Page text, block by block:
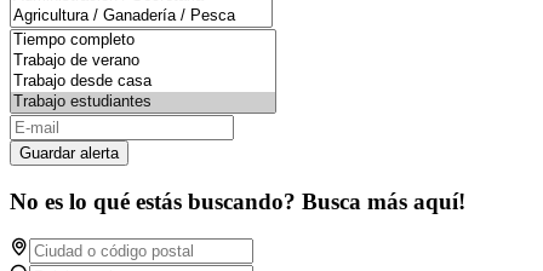
Guardar alerta
No es lo qué estás buscando? Busca más aquí!